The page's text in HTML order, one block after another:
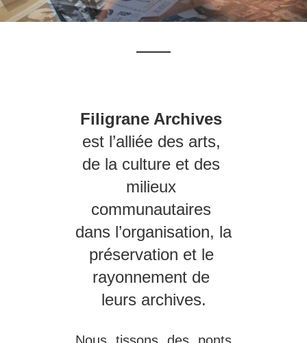
Filigrane Archives
est l’alliée des arts,
de la culture et des
milieux
communautaires
dans l’organisation, la
préservation et le
rayonnement de
leurs archives.